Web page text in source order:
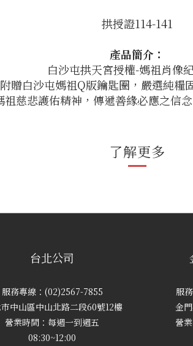
拱授證114-141
產品簡介：
白沙屯拱天宮授權-媽祖肖像
贈白沙屯媽祖Q版鑰匙圈，嚴選純糧
祖慈悲護佑精神，傳遞善緣必應之信
了解更多
台北公司
服務專線：(02)2567-7855
中山區中山北路二段60號12樓
營業時間：每週一到週五
08:30~12:00
服
金
營